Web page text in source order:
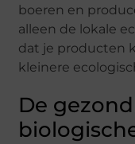
boeren en
alleen de lokale
dat je producten
kleinere
De